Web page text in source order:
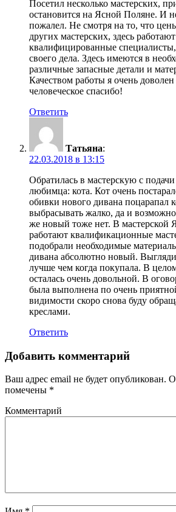
Посетил несколько мастерских,
остановится на Ясной Поляне. И
пожалел. Не смотря на то, что
других мастерских, здесь
квалифицированные
своего дела. Здесь имеются в
различные запасные детали и
Качеством работы я очень
человеческое спасибо!
Ответить
Татьяна:
22.03.2018 в 13:15
Обратилась в мастерскую с
любимца: кота. Кот очень
обивки нового дивана поцарапал
выбрасывать жалко, да и
же новый тоже нет. В мастерской
работают квалификационные
подобрали необходимые
дивана абсолютно новый.
лучше чем когда покупала. В
осталась очень довольной. В
была выполнена по очень
видимости скоро снова буду
креслами.
Ответить
Добавить комментарий
Ваш адрес email не будет опубликован.
помечены *
Комментарий